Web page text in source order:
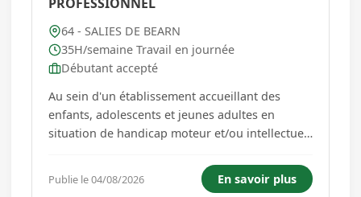
64 - SALIES DE BEARN
35H/semaine Travail en journée
Débutant accepté
Au sein d'un établissement accueillant des
enfants, adolescents et jeunes adultes en
situation de handicap moteur et/ou intellectuel,
social (H/F) pour assurer les missions suivantes
: - Aide aux soins quotidiens des jeunes, -
Publie le 04/08/2026 En savoir plus